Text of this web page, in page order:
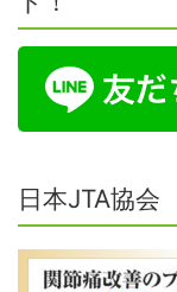
日本JTA協